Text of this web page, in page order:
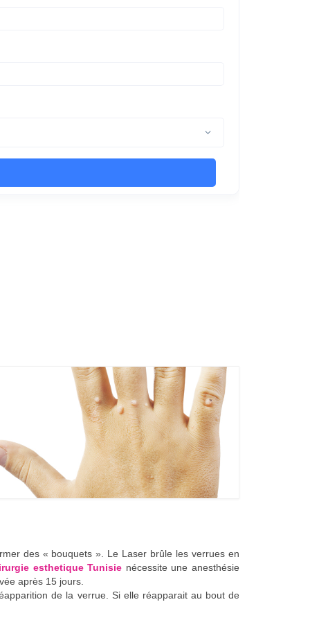
des « bouquets ». Le Laser brûle les verrues en
esthetique Tunisie nécessite une anesthésie
après 15 jours.
de la verrue. Si elle réapparait au bout de